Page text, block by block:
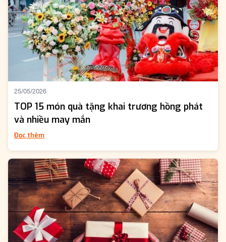
25/05/2026
TOP 15 món quà tặng khai trương hồng phát
và nhiều may mắn
Đọc thêm